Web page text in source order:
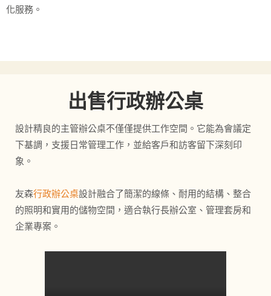
化服務。
出售行政辦公桌
設計精良的主管辦公桌不僅僅提供工作空間。它能為會議定
下基調，支援日常管理工作，並給客戶和訪客留下深刻印
象。
友森行政辦公桌設計融合了簡潔的線條、耐用的結構、整合
的照明和實用的儲物空間，適合執行長辦公室、管理套房和
企業專案。